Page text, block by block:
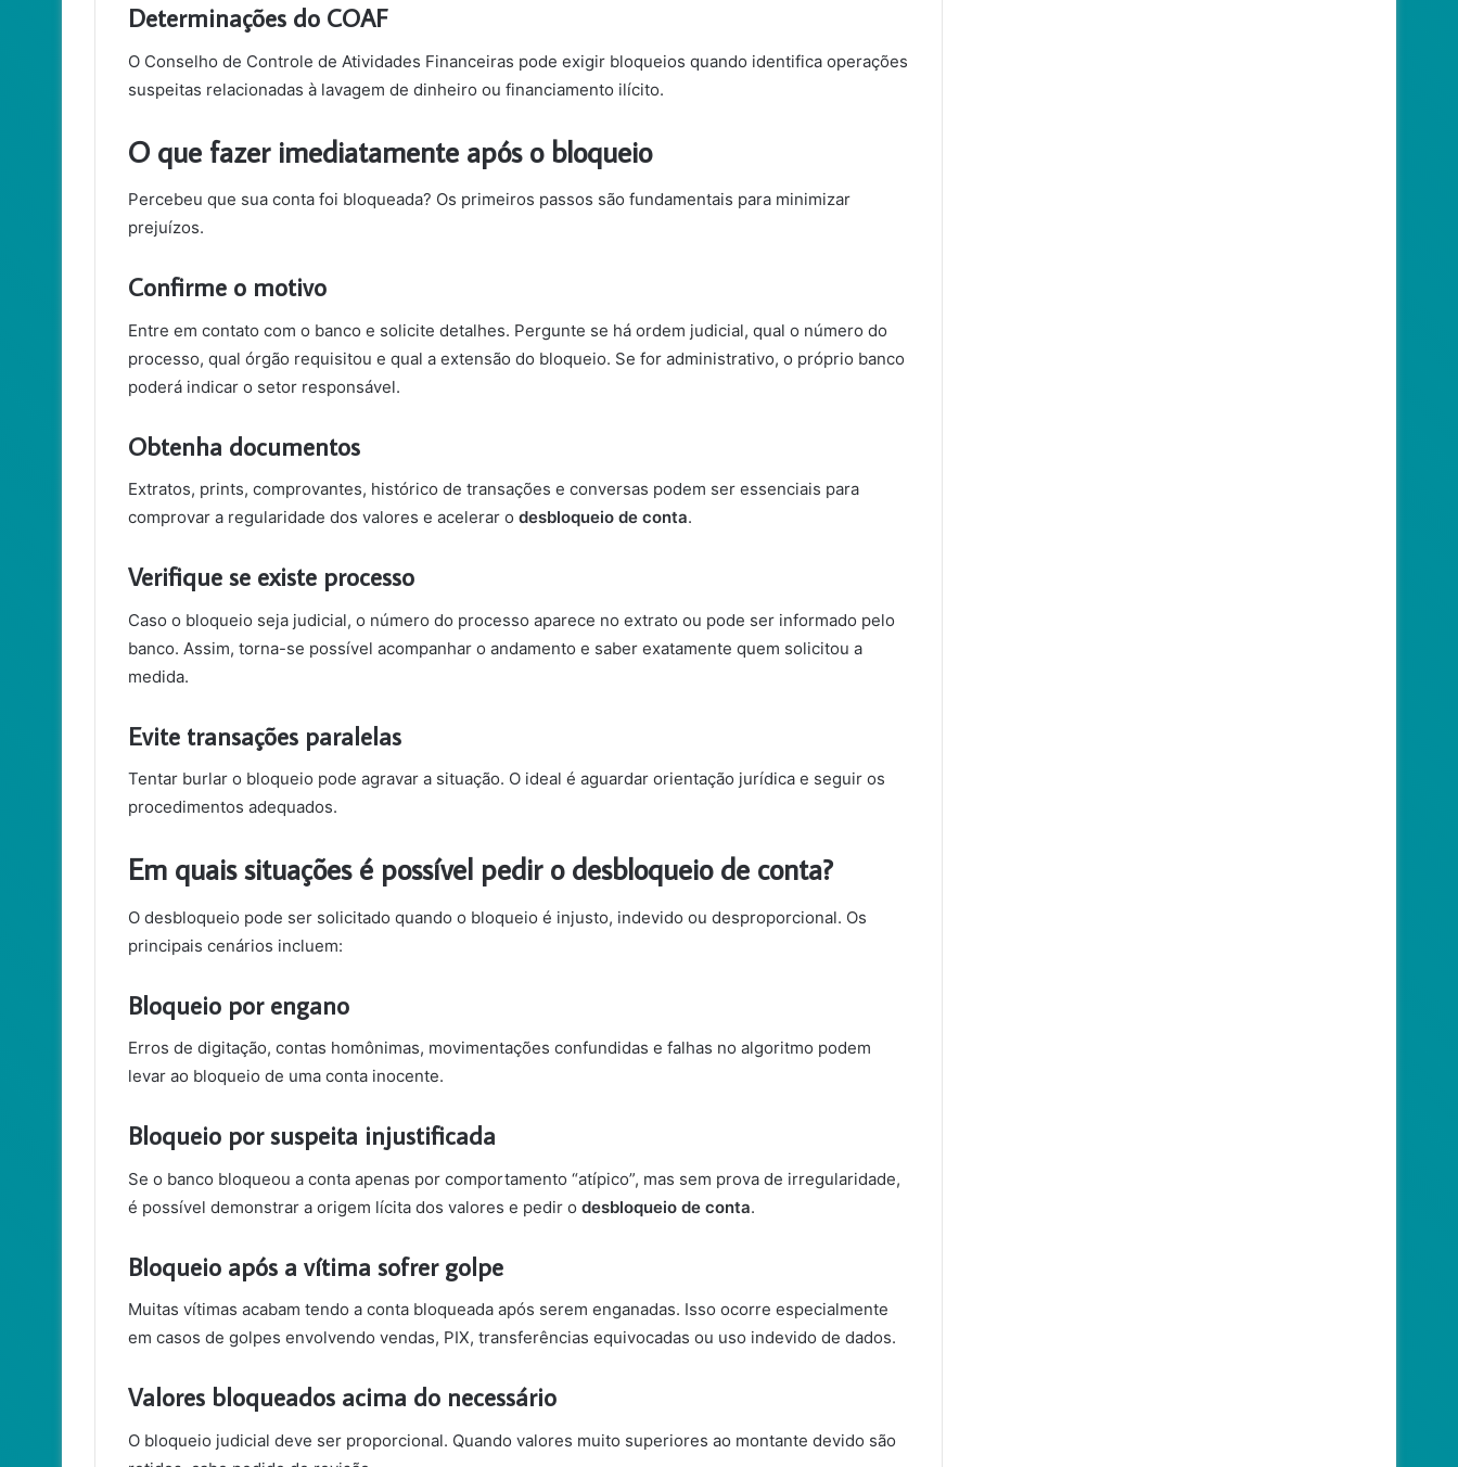
Determinações do COAF
O Conselho de Controle de Atividades Financeiras pode exigir bloqueios quando identifica operações
suspeitas relacionadas à lavagem de dinheiro ou financiamento ilícito.
O que fazer imediatamente após o bloqueio
Percebeu que sua conta foi bloqueada? Os primeiros passos são fundamentais para minimizar
prejuízos.
Confirme o motivo
Entre em contato com o banco e solicite detalhes. Pergunte se há ordem judicial, qual o número do
processo, qual órgão requisitou e qual a extensão do bloqueio. Se for administrativo, o próprio banco
poderá indicar o setor responsável.
Obtenha documentos
Extratos, prints, comprovantes, histórico de transações e conversas podem ser essenciais para
comprovar a regularidade dos valores e acelerar o desbloqueio de conta.
Verifique se existe processo
Caso o bloqueio seja judicial, o número do processo aparece no extrato ou pode ser informado pelo
banco. Assim, torna-se possível acompanhar o andamento e saber exatamente quem solicitou a
medida.
Evite transações paralelas
Tentar burlar o bloqueio pode agravar a situação. O ideal é aguardar orientação jurídica e seguir os
procedimentos adequados.
Em quais situações é possível pedir o desbloqueio de conta?
O desbloqueio pode ser solicitado quando o bloqueio é injusto, indevido ou desproporcional. Os
principais cenários incluem:
Bloqueio por engano
Erros de digitação, contas homônimas, movimentações confundidas e falhas no algoritmo podem
levar ao bloqueio de uma conta inocente.
Bloqueio por suspeita injustificada
Se o banco bloqueou a conta apenas por comportamento “atípico”, mas sem prova de irregularidade,
é possível demonstrar a origem lícita dos valores e pedir o desbloqueio de conta.
Bloqueio após a vítima sofrer golpe
Muitas vítimas acabam tendo a conta bloqueada após serem enganadas. Isso ocorre especialmente
em casos de golpes envolvendo vendas, PIX, transferências equivocadas ou uso indevido de dados.
Valores bloqueados acima do necessário
O bloqueio judicial deve ser proporcional. Quando valores muito superiores ao montante devido são